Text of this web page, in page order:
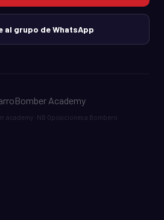
al grupo de WhatsApp
· NB Oposiciones a Bombero